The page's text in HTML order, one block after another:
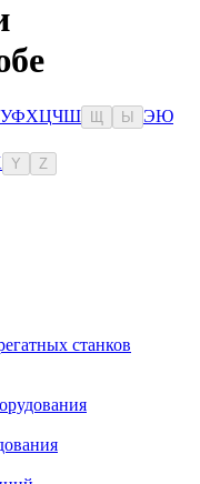
УФХЦЧШ Ы ЭЮ
Y Z
станков